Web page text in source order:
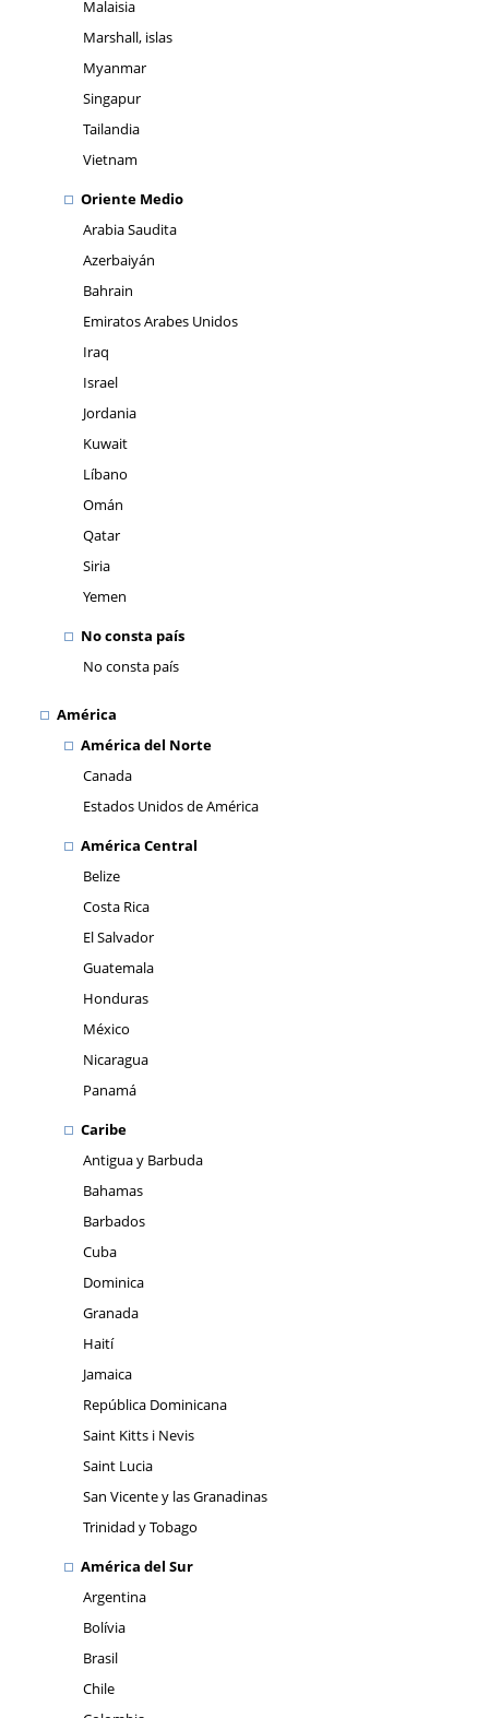
Malaisia
Marshall, islas
Myanmar
Singapur
Tailandia
Vietnam
Oriente Medio
Arabia Saudita
Azerbaiyán
Bahrain
Emiratos Arabes Unidos
Iraq
Israel
Jordania
Kuwait
Líbano
Omán
Qatar
Siria
Yemen
No consta país
No consta país
América
América del Norte
Canada
Estados Unidos de América
América Central
Belize
Costa Rica
El Salvador
Guatemala
Honduras
México
Nicaragua
Panamá
Caribe
Antigua y Barbuda
Bahamas
Barbados
Cuba
Dominica
Granada
Haití
Jamaica
República Dominicana
Saint Kitts i Nevis
Saint Lucia
San Vicente y las Granadinas
Trinidad y Tobago
América del Sur
Argentina
Bolívia
Brasil
Chile